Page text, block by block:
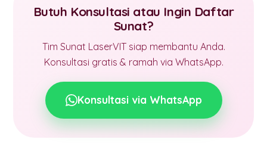
Butuh Konsultasi atau Ingin Daftar
Sunat?
Tim Sunat LaserVIT siap membantu Anda.
Konsultasi gratis & ramah via WhatsApp.
Konsultasi via WhatsApp